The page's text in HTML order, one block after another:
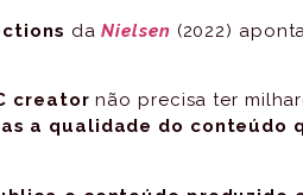
daNielsen (2022)
creator não precisa ter
a qualidade do conteúdo